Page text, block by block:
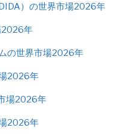
）の世界市場2026年
2026年
の世界市場2026年
2026年
場2026年
2026年